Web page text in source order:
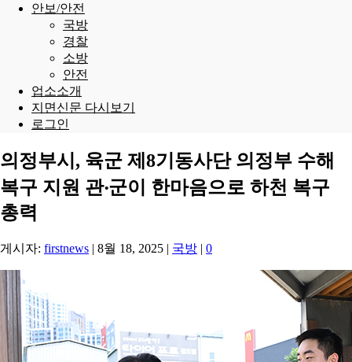
안보/안전
국방
경찰
소방
안전
업소소개
지면신문 다시보기
로그인
의정부시, 육군 제8기동사단 의정부 수해
복구 지원 관‧군이 한마음으로 하천 복구
총력
게시자: firstnews | 8월 18, 2025 | 국방 | 0